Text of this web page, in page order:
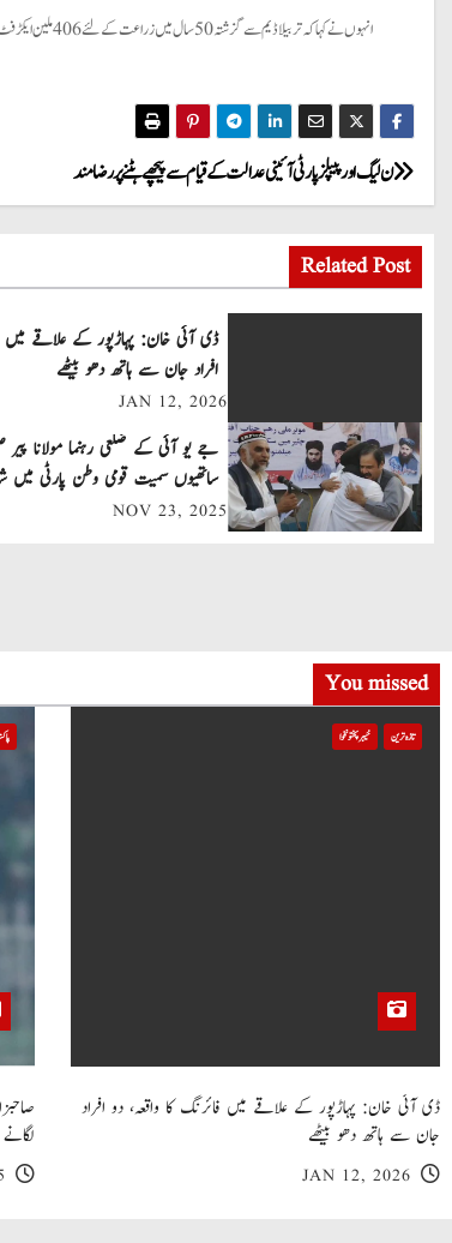
P
o
s
a
v
i
t
i
ن لیگ اور پیپلز پارٹی آئینی عدالت کے قیام سے پیچھے ہٹنے پر رضامند
Related Post
ڈی آئی خان: پہاڑپور کے علاقے میں
افراد جان سے ہاتھ دھو بیٹھے
JAN 12, 2026
جے یو آئی کے ضلعی رہنما مولانا پیر
ساتھیوں سمیت قومی وطن پارٹی میں
NOV 23, 2025
You missed
تازہ ترین خیبر پختونخوا
ڈی آئی خان: پہاڑپور کے علاقے میں فائرنگ کا واقعہ، دو افراد
جان سے ہاتھ دھو بیٹھے
JAN 12, 2026